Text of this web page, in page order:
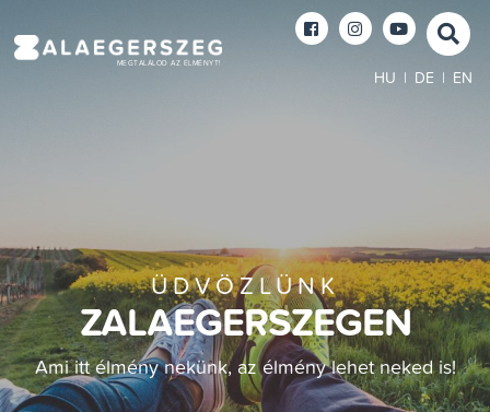
MEGTALÁLOD AZ ÉLMÉNYT!
HU DE EN
ÜDVÖZLÜNK
ZALAEGERSZEGEN
Ami itt élmény nekünk, az élmény lehet neked is!